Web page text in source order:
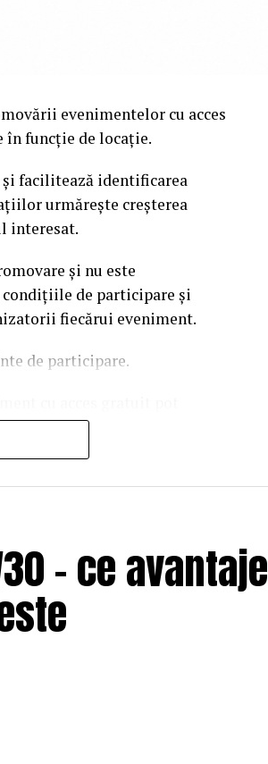
evenimentelor cu acces
în funcție de locație.
facilitează identificarea
urmărește creșterea
interesat.
și nu este
de participare și
fiecărui eveniment.
de participare.
Adresa de contact
– ce avantaje